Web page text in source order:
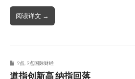
阅读详文 →
9点, 9点国际财经
道指创新高 纳指回落